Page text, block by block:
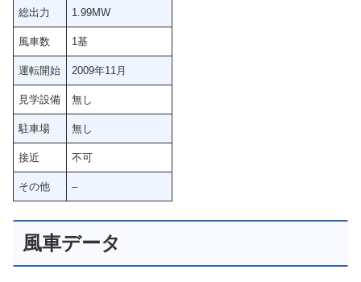
総出力 1.99MW
風車数 1基
運転開始 2009年11月
見学設備 無し
駐車場 無し
接近 不可
その他 –
風車データ